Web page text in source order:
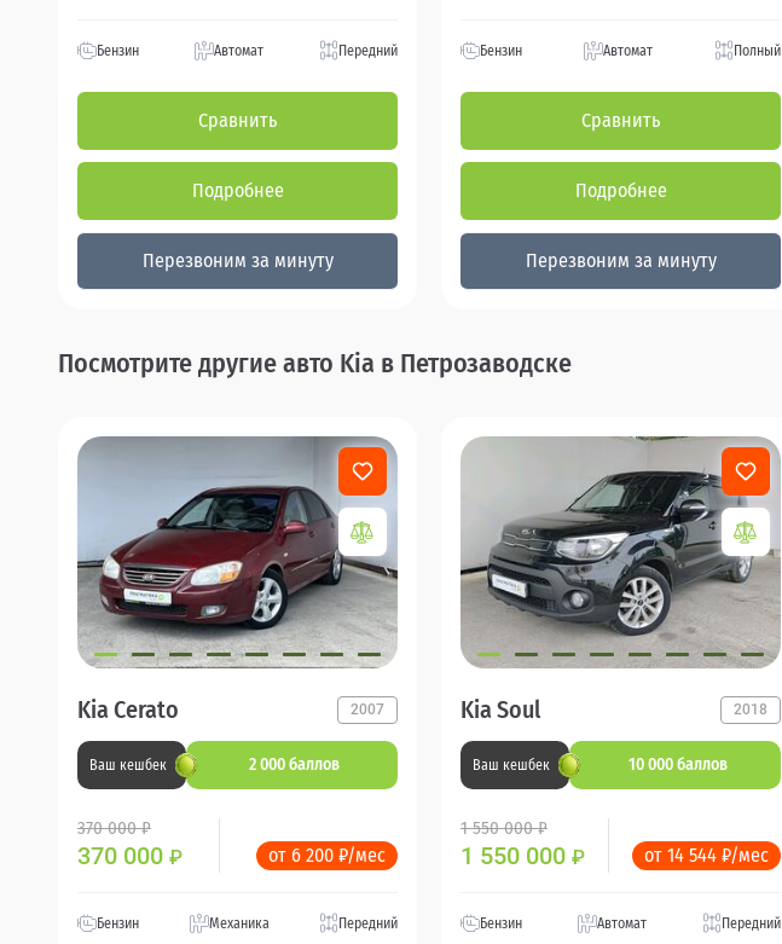
Бензин Автомат Передний
Сравнить
Подробнее
Перезвоним за минуту
Бензин Автомат Полный
Сравнить
Подробнее
Перезвоним за минуту
Посмотрите другие авто Kia в Петрозаводске
Kia Cerato 2007
Ваш кешбек 2 000 баллов
370 000 ₽
370 000 ₽ от 6 200 ₽/мес
Бензин Механика Передний
Kia Soul 2018
Ваш кешбек 10 000 баллов
1 550 000 ₽
1 550 000 ₽ от 14 544 ₽/мес
Бензин Автомат Передний